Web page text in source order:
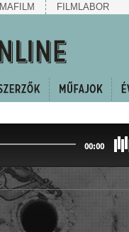
MAFILM FILMLABOR
00:00